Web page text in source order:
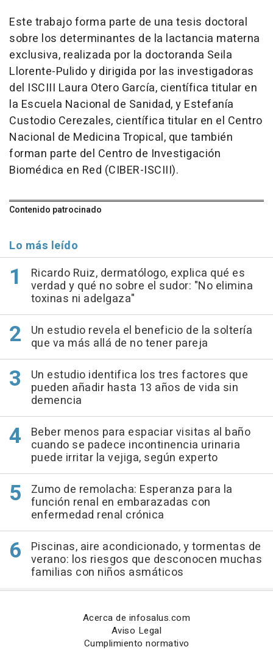
Este trabajo forma parte de una tesis doctoral
sobre los determinantes de la lactancia materna
exclusiva, realizada por la doctoranda Seila
Llorente-Pulido y dirigida por las investigadoras
del ISCIII Laura Otero García, científica titular en
la Escuela Nacional de Sanidad, y Estefanía
Custodio Cerezales, científica titular en el Centro
Nacional de Medicina Tropical, que también
forman parte del Centro de Investigación
Biomédica en Red (CIBER-ISCIII).
Contenido patrocinado
Lo más leído
Ricardo Ruiz, dermatólogo, explica qué es
verdad y qué no sobre el sudor: "No elimina
toxinas ni adelgaza"
Un estudio revela el beneficio de la soltería
que va más allá de no tener pareja
Un estudio identifica los tres factores que
pueden añadir hasta 13 años de vida sin
demencia
Beber menos para espaciar visitas al baño
cuando se padece incontinencia urinaria
puede irritar la vejiga, según experto
Zumo de remolacha: Esperanza para la
función renal en embarazadas con
enfermedad renal crónica
Piscinas, aire acondicionado, y tormentas de
verano: los riesgos que desconocen muchas
familias con niños asmáticos
Acerca de infosalus.com
Aviso Legal
Cumplimiento normativo